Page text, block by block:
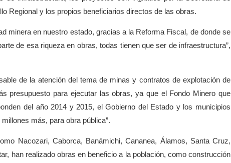
Regional y los propios beneficiarios directos de las obras.
minera en nuestro estado, gracias a la Reforma Fiscal, de donde se
de esa riqueza en obras, todas tienen que ser de infraestructura”,
de la atención del tema de minas y contratos de explotación de
presupuesto para ejecutar las obras, ya que el Fondo Minero que
del año 2014 y 2015, el Gobierno del Estado y los municipios
más, para obra pública”.
Nacozari, Caborca, Banámichi, Cananea, Álamos, Santa Cruz,
han realizado obras en beneficio a la población, como construcción